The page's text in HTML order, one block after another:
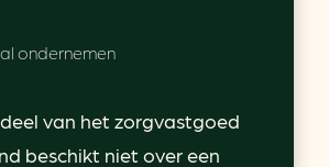
ondernemen
van het zorgvastgoed
beschikt niet over een